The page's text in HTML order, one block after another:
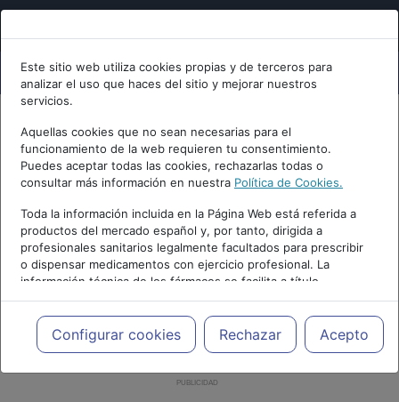
Este sitio web utiliza cookies propias y de terceros para
analizar el uso que haces del sitio y mejorar nuestros
servicios.
Aquellas cookies que no sean necesarias para el
funcionamiento de la web requieren tu consentimiento.
Puedes aceptar todas las cookies, rechazarlas todas o
consultar más información en nuestra Política de Cookies.
Toda la información incluida en la Página Web está referida a
productos del mercado español y, por tanto, dirigida a
profesionales sanitarios legalmente facultados para prescribir
o dispensar medicamentos con ejercicio profesional. La
información técnica de los fármacos se facilita a título
meramente informativo, siendo responsabilidad de los
profesionales facultados prescribir medicamentos y decidir, en
cada caso concreto, el tratamiento más adecuado a las
necesidades del paciente.
Configurar cookies Rechazar Acepto
PUBLICIDAD